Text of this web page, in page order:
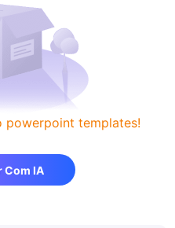
powerpoint templates!
Com IA